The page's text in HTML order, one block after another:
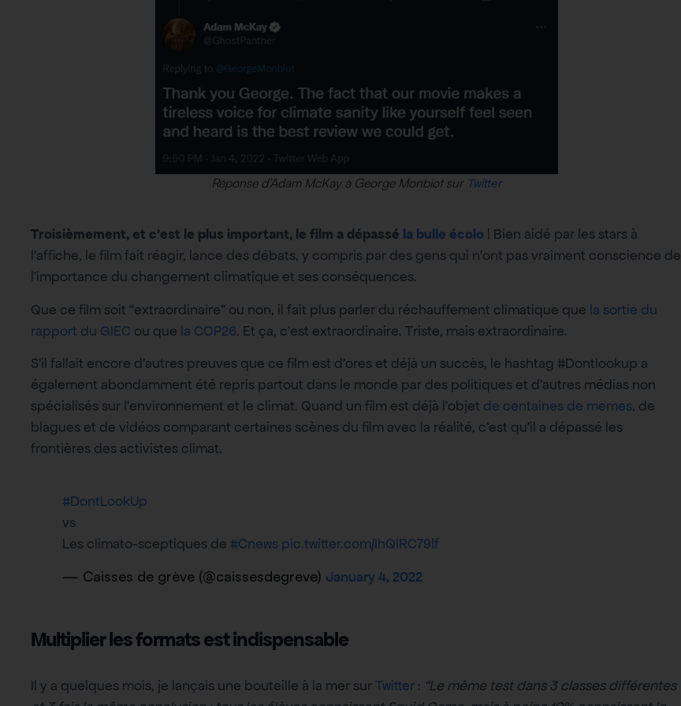
Réponse d’Adam McKay à George Monbiot sur Twitter
Troisièmement, et c’est le plus important, le film a dépassé la bulle écolo ! Bien aidé par les stars à
l’affiche, le film fait réagir, lance des débats, y compris par des gens qui n’ont pas vraiment conscience de
l’importance du changement climatique et ses conséquences.
Que ce film soit “extraordinaire” ou non, il fait plus parler du réchauffement climatique que la sortie du
rapport du GIEC ou que la COP26. Et ça, c’est extraordinaire. Triste, mais extraordinaire.
S’il fallait encore d’autres preuves que ce film est d’ores et déjà un succès, le hashtag #Dontlookup a
également abondamment été repris partout dans le monde par des politiques et d’autres médias non
spécialisés sur l’environnement et le climat. Quand un film est déjà l’objet de centaines de memes, de
blagues et de vidéos comparant certaines scènes du film avec la réalité, c’est qu’il a dépassé les
frontières des activistes climat.
#DontLookUp
vs
Les climato-sceptiques de #Cnews pic.twitter.com/IhQlRC79lf
— Caisses de grève (@caissesdegreve) January 4, 2022
Multiplier les formats est indispensable
Il y a quelques mois, je lançais une bouteille à la mer surTwitter : “Le même test dans 3 classes différentes